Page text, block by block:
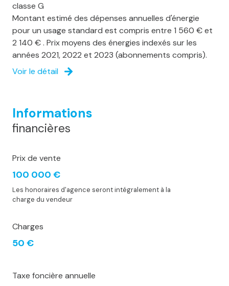
classe G
Montant estimé des dépenses annuelles d'énergie
pour un usage standard est compris entre 1 560 € et
2 140 € . Prix moyens des énergies indexés sur les
années 2021, 2022 et 2023 (abonnements compris).
Voir le détail
Informations
financières
Prix de vente
100 000 €
Les honoraires d'agence seront intégralement à la
charge du vendeur
Charges
50 €
Taxe foncière annuelle